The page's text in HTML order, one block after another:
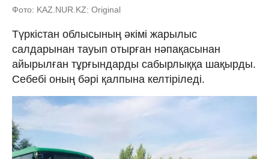
Фото: KAZ.NUR.KZ: Original
Түркістан облысының әкімі жарылыс
салдарынан тауып отырған нәпақасынан
айырылған тұрғындарды сабырлыққа шақырды.
Себебі оның бәрі қалпына келтіріледі.